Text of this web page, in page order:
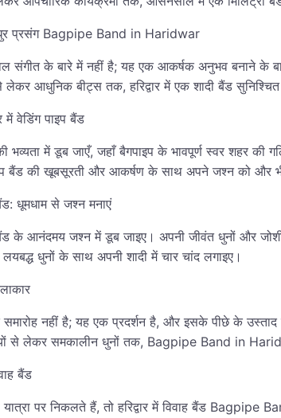
मधुर प्रसंग Bagpipe Band in Haridwar
संगीत के बारे में नहीं है; यह एक आकर्षक अनुभव बनाने के
आधुनिक बीट्स तक, हरिद्वार में एक शादी बैंड
में वेडिंग पाइप बैंड
की भव्यता में डूब जाएँ, जहाँ बैगपाइप के भावपूर्ण स्वर
बैंड की खूबसूरती और आकर्षण के साथ अपने जश्न को और
बैंड: धूमधाम से जश्न मनाएं
बैंड के आनंदमय जश्न में डूब जाइए। अपनी जीवंत धुनों और
धुनों के साथ अपनी शादी में चार चांद लगाइए।
समारोह नहीं है; यह एक प्रदर्शन है, और इसके पीछे के
से लेकर समकालीन धुनों तक, Bagpipe Band in
बैंड
पर निकलते हैं, तो हरिद्वार में विवाह बैंड Bagpipe